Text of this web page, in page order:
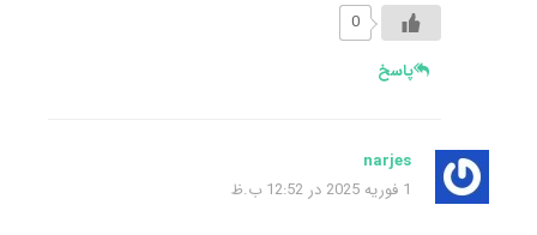
0
پاسخ
narjes
1 فوریه 2025 در 12:52 ب.ظ